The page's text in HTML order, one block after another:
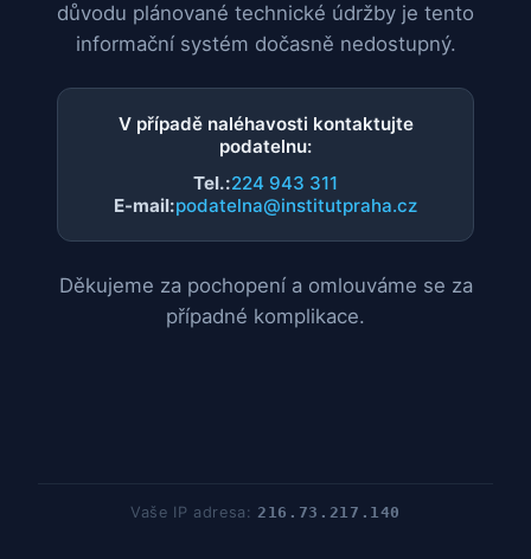
důvodu plánované technické údržby je tento
informační systém dočasně nedostupný.
V případě naléhavosti kontaktujte
podatelnu:
Tel.:224 943 311
E-mail:podatelna@institutpraha.cz
Děkujeme za pochopení a omlouváme se za
případné komplikace.
Vaše IP adresa:216.73.217.140